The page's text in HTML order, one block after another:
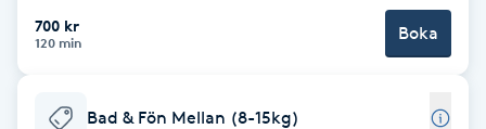
Barber
Barnklippning
700 kr
120 min Boka
Bad & Fön Mellan (8-15kg)